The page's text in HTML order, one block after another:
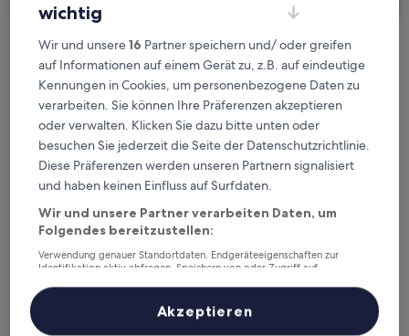
Kostenlose Stornierung bei
Planänderungen
Verdiene Prämien für jede
wahrgenommene Übernachtung
Überprüfe die Preise für diese Daten
wichtig
Wir und unsere16 Partner speichern und/ oder greifen
auf Informationen auf einem Gerät zu, z.B. auf eindeutige
Kennungen in Cookies, um personenbezogene Daten zu
verarbeiten. Sie können Ihre Präferenzen akzeptieren
oder verwalten. Klicken Sie dazu bitte unten oder
besuchen Sie jederzeit die Seite der Datenschutzrichtlinie.
Diese Präferenzen werden unseren Partnern signalisiert
und haben keinen Einfluss auf Surfdaten.
Wir und unsere Partner verarbeiten Daten, um
Folgendes bereitzustellen:
Verwendung genauer Standortdaten. Endgeräteeigenschaften zur
Identifikation aktiv abfragen. Speichern von oder Zugriff auf
Inhalte, Messung von Werbeleistung und der Performance von Inhalten,
Zielgruppenforschung sowie Entwicklung und Verbesserung von
Akzeptieren